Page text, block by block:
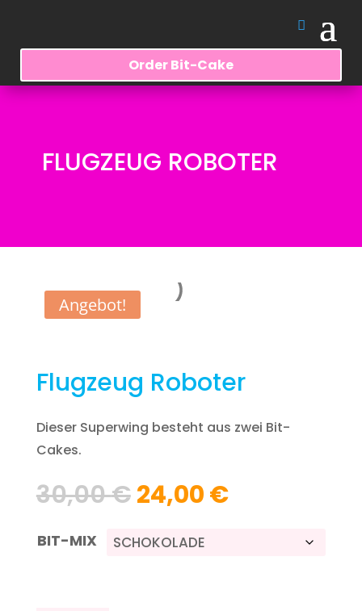
Order Bit-Cake
FLUGZEUG ROBOTER
Angebot!
Flugzeug Roboter
Dieser Superwing besteht aus zwei Bit-
Cakes.
30,00€Ursprünglicher
Preis
war:
30,00 €
24,00€Aktueller
24,00 €.
BIT-MIX